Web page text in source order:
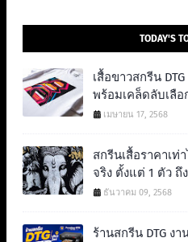
TODAY'S
เสื้อขาวสกรีน
พร้อมเคล็ดลับเลือ
เมษายน 17, 2568
สกรีนเสื้อราคาเท่
จริง ตั้งแต่ 1 ตัว ถึ
ธันวาคม 09, 2568
ร้านสกรีน DTG ง